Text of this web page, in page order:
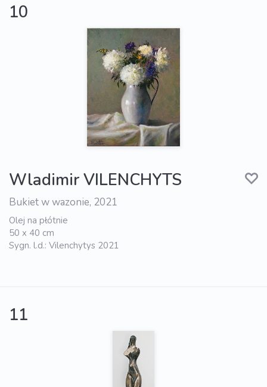
10
Wladimir VILENCHYTS
Bukiet w wazonie, 2021
Olej na płótnie
50 x 40 cm
Sygn. l.d.: Vilenchytys 2021
11